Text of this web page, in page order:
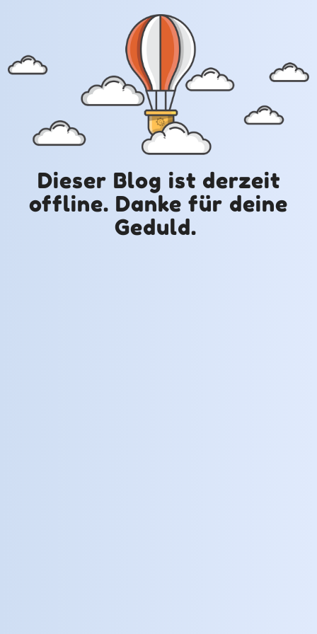
Dieser Blog ist derzeit
offline. Danke für deine
Geduld.